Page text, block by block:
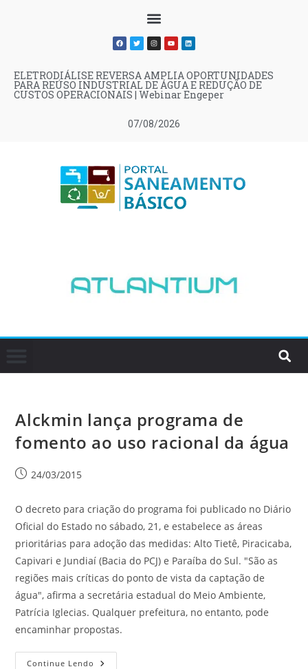
07/08/2026
ELETRODIÁLISE REVERSA AMPLIA OPORTUNIDADES
PARA REÚSO INDUSTRIAL DE ÁGUA E REDUÇÃO DE
CUSTOS OPERACIONAIS | Webinar Engeper
Alckmin lança programa de
fomento ao uso racional da água
24/03/2015
O decreto para criação do programa foi publicado no Diário
Oficial do Estado no sábado, 21, e estabelece as áreas
prioritárias para adoção das medidas: Alto Tietê, Piracicaba,
Capivari e Jundiaí (Bacia do PCJ) e Paraíba do Sul. "São as
regiões mais críticas do ponto de vista da captação de
água", afirma a secretária estadual do Meio Ambiente,
Patrícia Iglecias. Qualquer prefeitura, no entanto, pode
encaminhar propostas.
Continue Lendo